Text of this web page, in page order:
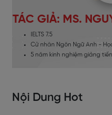
TÁC GIẢ: MS.
IELTS 7.5
Cử nhân Ngôn Ngữ Anh -
5 năm kinh nghiệm giảng
Nội Dung Hot